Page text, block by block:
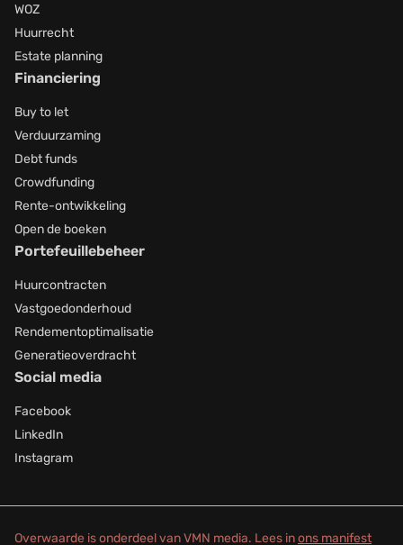
WOZ
Huurrecht
Estate planning
Financiering
Buy to let
Verduurzaming
Debt funds
Crowdfunding
Rente-ontwikkeling
Open de boeken
Portefeuillebeheer
Huurcontracten
Vastgoedonderhoud
Rendementoptimalisatie
Generatieoverdracht
Social media
Facebook
LinkedIn
Instagram
Overwaarde is onderdeel van VMN media. Lees inons manifest